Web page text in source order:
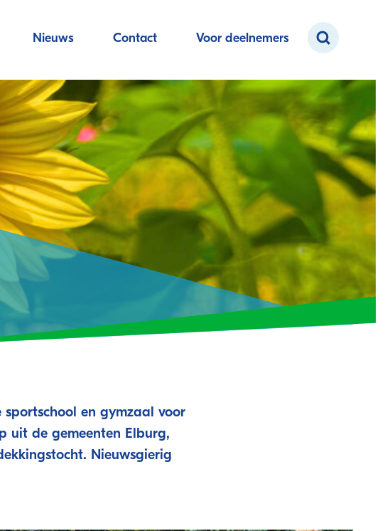
Nieuws Contact Voor deelnemers
en gymzaal voor
uit de gemeenten Elburg,
Nieuwsgierig